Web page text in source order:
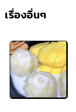
เรื่องอื่นๆ